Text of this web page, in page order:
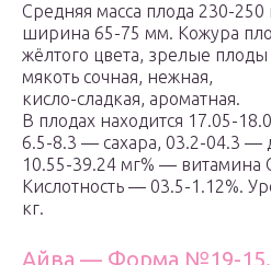
Средняя масса плода 230-
ширина 65-75 мм. Кожура
жёлтого цвета, зрелые
мякоть сочная, нежная,
кисло-сладкая, ароматная.
В плодах находится 17.05-
6.5-8.3 — сахара, 03.2-04.3 —
10.55-39.24 мг% — витамина
Кислотность — 03.5-1.12%.
кг.
Айва — Форма №19-15.